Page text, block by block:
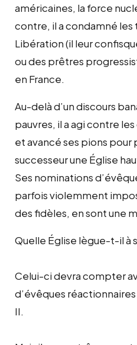
américaines, la force
contre, il a condamné les
Libération (il leur
ou des prêtres
en France.
Au-delà d’un discours
pauvres, il a agi contre
et avancé ses pions pour
successeur une Église
Ses nominations
parfois violemment
des fidèles, en sont une
Quelle Église lègue-t-il à
Celui-ci devra compter
d’évêques
II.